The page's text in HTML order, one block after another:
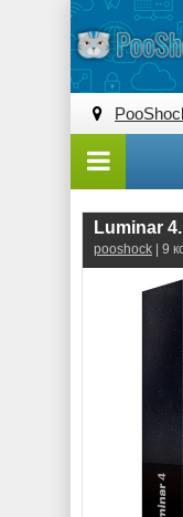
Luminar
pooshock | 9